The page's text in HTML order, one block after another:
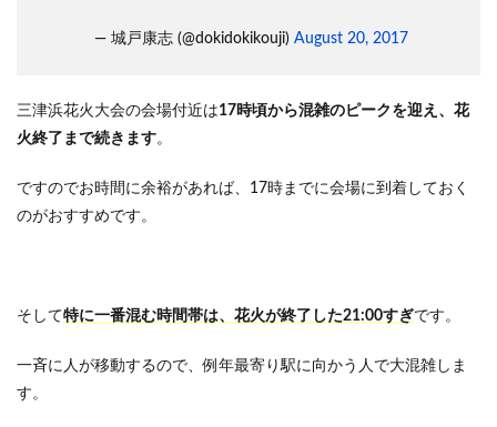
— 城戸康志 (@dokidokikouji) August 20, 2017
三津浜花火大会の会場付近は17時頃から混雑のピークを迎え、花
火終了まで続きます。
ですのでお時間に余裕があれば、17時までに会場に到着しておく
のがおすすめです。
そして特に一番混む時間帯は、花火が終了した21:00すぎです。
一斉に人が移動するので、例年最寄り駅に向かう人で大混雑しま
す。